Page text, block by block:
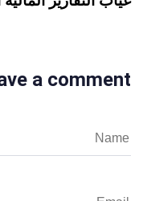
a comment